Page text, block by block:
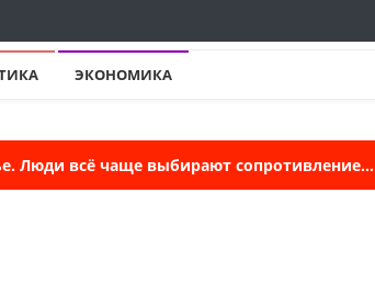
ЭКОНОМИКА
Люди всё чаще выбирают сопротивление...